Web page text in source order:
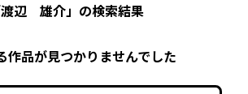
渡辺 雄介」の検索結果
作品が見つかりませんでした